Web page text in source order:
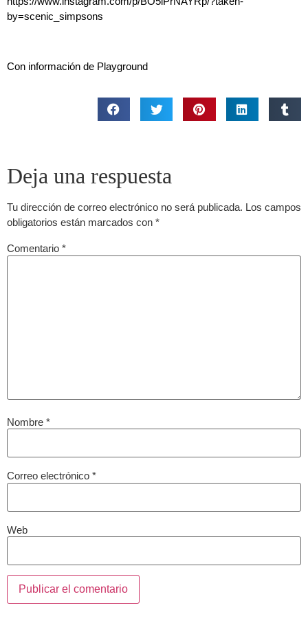
by=scenic_simpsons
Con información de Playground
Deja una respuesta
Tu dirección de correo electrónico no será publicada. Los campos
obligatorios están marcados con *
Comentario *
Nombre *
Correo electrónico *
Web